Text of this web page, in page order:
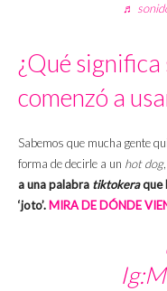
♬
¿Qué significa
comenzó a
Sabemos que mucha gente
forma de decirle a un hot dog
a una palabra tiktokeraque
‘joto’. MIRA DE DÓNDE